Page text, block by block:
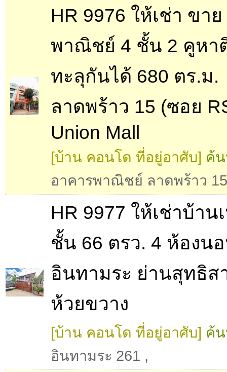
HR 9976 ให้เช่า ขา
พาณิชย์ 4 ชั้น 2 คูหา
ทะลุกันได้ 680 ตร.ม.
ลาดพร้าว 15 (ซอย
Union Mall
[บ้าน คอนโด ที่อยู่อาศับ] ค้
อาคารพาณิชย์ ลาดพร้าว 15
HR 9977 ให้เช่าบ้าน
ชั้น 66 ตรว. 4 ห้องน
อินทามระ ย่านสุทธิส
ห้วยขวาง
[บ้าน คอนโด ที่อยู่อาศับ] ค้
อินทามระ 261 ,